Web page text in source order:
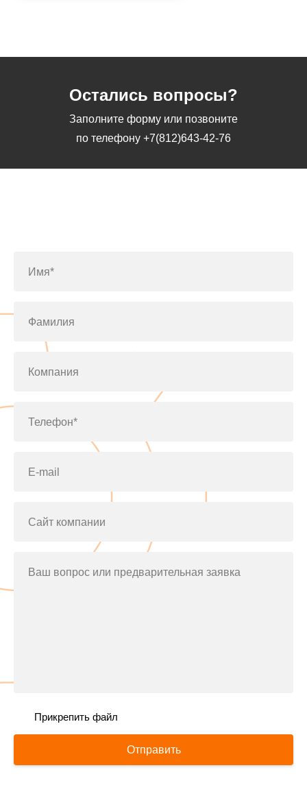
Остались вопросы?
Заполните форму или позвоните
по телефону +7(812)643-42-76
Имя*
Фамилия
Компания
Телефон*
E-mail
Сайт компании
Ваш вопрос или предварительная заявка
Прикрепить файл
Отправить